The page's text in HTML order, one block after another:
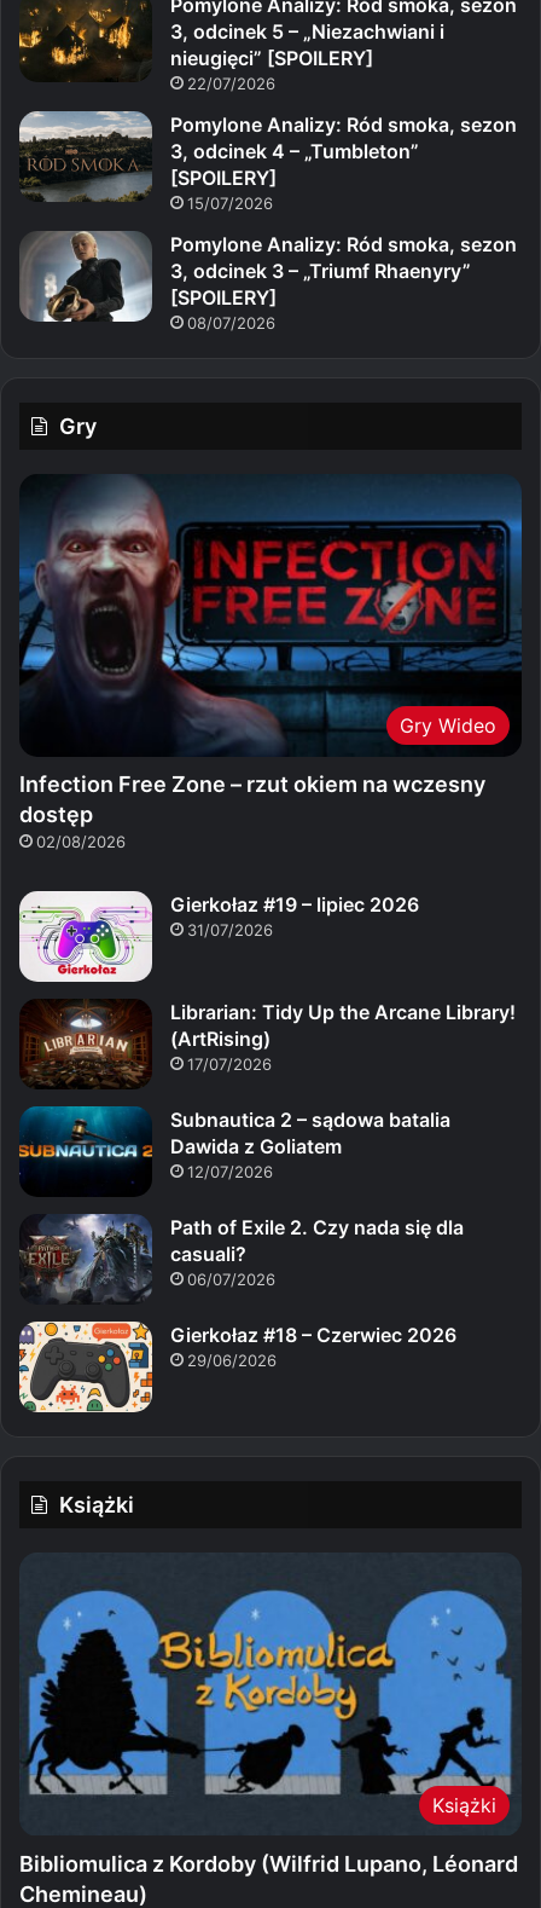
3, odcinek 5 – „Niezachwiani i
nieugięci” [SPOILERY]
22/07/2026
Pomylone Analizy: Ród smoka, sezon
3, odcinek 4 – „Tumbleton”
[SPOILERY]
15/07/2026
Pomylone Analizy: Ród smoka, sezon
3, odcinek 3 – „Triumf Rhaenyry”
[SPOILERY]
08/07/2026
Gry
Gry Wideo
Infection Free Zone – rzut okiem na wczesny
dostęp
02/08/2026
Gierkołaz #19 – lipiec 2026
31/07/2026
Librarian: Tidy Up the Arcane Library!
(ArtRising)
17/07/2026
Subnautica 2 – sądowa batalia
Dawida z Goliatem
12/07/2026
Path of Exile 2. Czy nada się dla
casuali?
06/07/2026
Gierkołaz #18 – Czerwiec 2026
29/06/2026
Książki
Książki
Bibliomulica z Kordoby (Wilfrid Lupano, Léonard
Chemineau)